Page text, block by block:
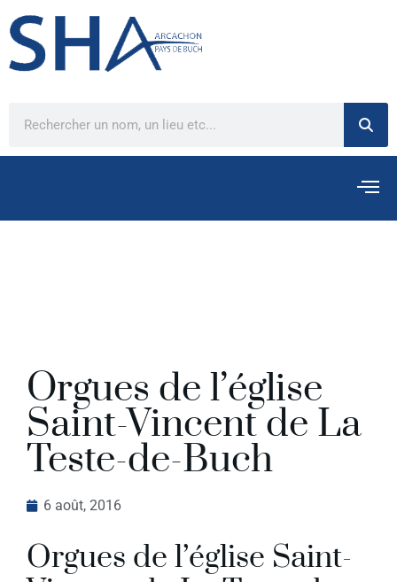
Orgues de l’église
Saint-Vincent de La
Teste-de-Buch
6 août, 2016
Orgues de l’église Saint-